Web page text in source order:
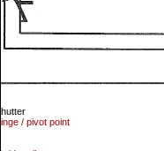
/ pivot point